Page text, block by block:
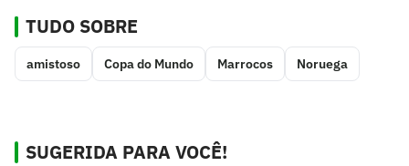
TUDO SOBRE
amistoso Copa do Mundo Marrocos Noruega
SUGERIDA PARA VOCÊ!